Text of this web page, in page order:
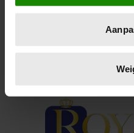
locatie, die tot een
scannen op specifieke
verwerkt en stel uw
intrekken in de
We gebruiken cookies om